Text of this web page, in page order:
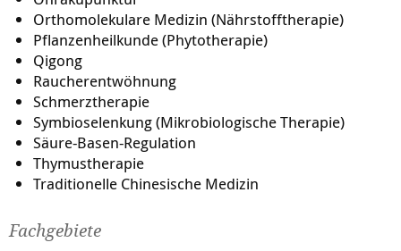
Orthomolekulare Medizin (Nährstofftherapie)
Pflanzenheilkunde (Phytotherapie)
Qigong
Raucherentwöhnung
Schmerztherapie
Symbioselenkung (Mikrobiologische Therapie)
Säure-Basen-Regulation
Thymustherapie
Traditionelle Chinesische Medizin
Fachgebiete